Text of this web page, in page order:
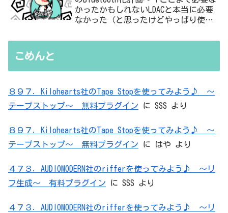
かったかもしれないLDACと本当に必要
なかった（と思ったけどやっぱり使っ
無駄を重ねた結論はシンプルだった
こめんと
８９７．Kilohearts社のTape Stopを使ってみよう♪ ～
テープストップ～ 無料プラグイン に SSS より
８９７．Kilohearts社のTape Stopを使ってみよう♪ ～
テープストップ～ 無料プラグイン に はや より
４７３．AUDIOMODERN社のrifferを使ってみよう♪ ～リ
フ生成～ 有料プラグイン に SSS より
４７３．AUDIOMODERN社のrifferを使ってみよう♪ ～リ